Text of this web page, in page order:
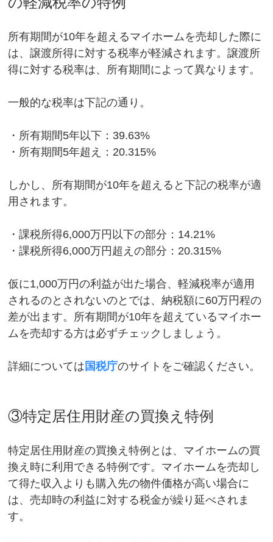
所有期間が10年を超えるマイホームを売却した際に
は、譲渡所得に対する税率が軽減されます。譲渡所
得に対する税率は、所有期間によって異なります。
一般的な税率は下記の通り。
・所有期間5年以下：39.63%
・所有期間5年超え：20.315%
しかし、所有期間が10年を超えると下記の税率が適
用されます。
・課税所得6,000万円以下の部分：14.21%
・課税所得6,000万円超えの部分：20.315%
仮に1,000万円の利益が出た場合、軽減税率が適用
されるのとされないのとでは、納税額に60万円程の
差が出ます。所有期間が10年を超えているマイホー
ムを売却する方は必ずチェックしましょう。
詳細については 国税庁のサイトをご確認ください。
③特定居住用財産の買換え特例
特定居住用財産の買換え特例とは、マイホームの買
換え時に利用できる特例です。マイホームを売却し
て得た収入よりも購入先の物件価格が高い場合に
は、売却時の利益に対する税金が繰り延べされま
す。